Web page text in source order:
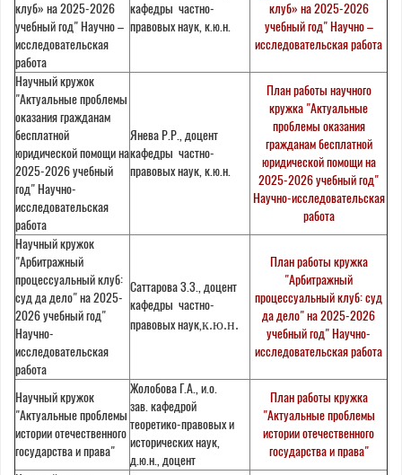
клуб» на 2025-2026
учебный год" Научно –
исследовательская
работа
кафедры частно-
правовых наук, к.ю.н.
клуб» на 2025-2026
учебный год" Научно –
исследовательская работа
Научный кружок
"Актуальные проблемы
оказания гражданам
бесплатной
юридической помощи на
2025-2026 учебный
год" Научно-
исследовательская
работа
Янева Р.Р., доцент
кафедры частно-
правовых наук, к.ю.н.
План работы научного
кружка "Актуальные
проблемы оказания
гражданам бесплатной
юридической помощи на
2025-2026 учебный год"
Научно-исследовательская
работа
Научный кружок
"Арбитражный
процессуальный клуб:
суд да дело" на 2025-
2026 учебный год"
Научно-
исследовательская
работа
Саттарова З.З., доцент
кафедры частно-
правовых наук,к.ю.н.
План работы кружка
"Арбитражный
процессуальный клуб: суд
да дело" на 2025-2026
учебный год" Научно-
исследовательская работа
Научный кружок
"Актуальные проблемы
истории отечественного
государства и права"
Жолобова Г.А., и.о.
зав. кафедрой
теоретико-правовых и
исторических наук,
д.ю.н., доцент
План работы кружка
"Актуальные проблемы
истории отечественного
государства и права"